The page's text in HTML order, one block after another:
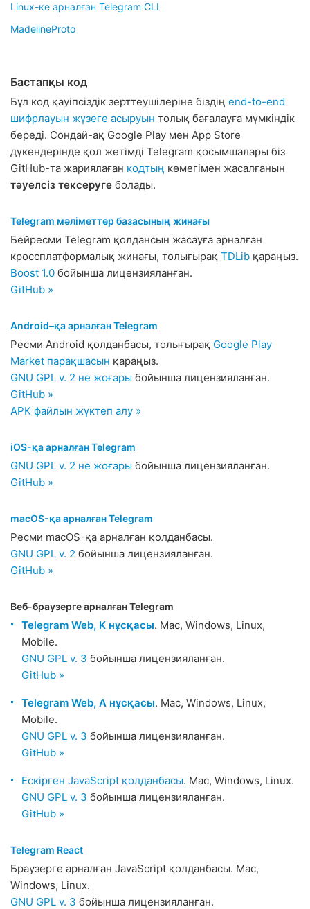
Linux-ке арналған Telegram CLI
MadelineProto
Бастапқы код
Бұл код қауіпсіздік зерттеушілеріне біздің end-to-end
шифрлауын жүзеге асыруын толық бағалауға мүмкіндік
береді. Сондай-ақ Google Play мен App Store
дүкендерінде қол жетімді Telegram қосымшалары біз
GitHub-та жариялаған кодтың көмегімен жасалғанын
тәуелсіз тексеруге болады.
Telegram мәліметтер базасының жинағы
Бейресми Telegram қолдансын жасауға арналған
кроссплатформалық жинағы, толығырақ TDLib қараңыз.
Boost 1.0 бойынша лицензияланған.
GitHub »
Android–қа арналған Telegram
Ресми Android қолданбасы, толығырақ Google Play
Market парақшасын қараңыз.
GNU GPL v. 2 не жоғары бойынша лицензияланған.
GitHub »
APK файлын жүктеп алу »
iOS-қа арналған Telegram
GNU GPL v. 2 не жоғары бойынша лицензияланған.
GitHub »
macOS-қа арналған Telegram
Ресми macOS-қа арналған қолданбасы.
GNU GPL v. 2 бойынша лицензияланған.
GitHub »
Веб-браузерге арналған Telegram
Telegram Web, K нұсқасы. Mac, Windows, Linux,
Mobile.
GNU GPL v. 3 бойынша лицензияланған.
GitHub »
Telegram Web, A нұсқасы. Mac, Windows, Linux,
Mobile.
GNU GPL v. 3 бойынша лицензияланған.
GitHub »
Ескірген JavaScript қолданбасы. Mac, Windows, Linux.
GNU GPL v. 3 бойынша лицензияланған.
GitHub »
Telegram React
Браузерге арналған JavaScript қолданбасы. Mac,
Windows, Linux.
GNU GPL v. 3 бойынша лицензияланған.